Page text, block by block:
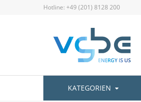
Hotline: +49 (201) 8128 200
KATEGORIEN